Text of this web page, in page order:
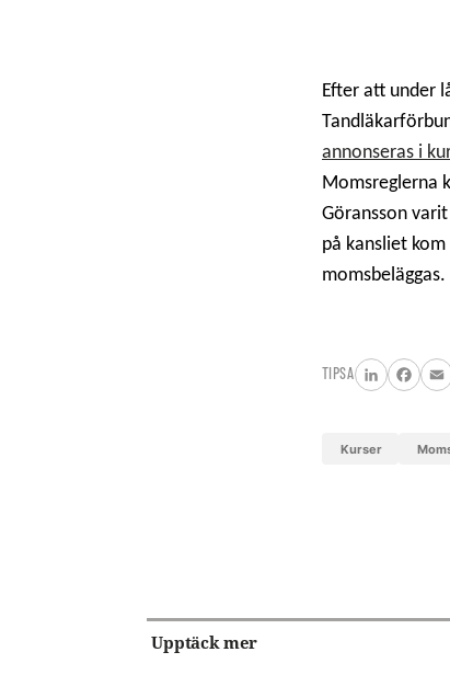
Efter att under
annonseras i
Momsreglerna
Göransson
på kansliet
momsbeläggas.
TIPSA
LinkedIn
Kurser
Upptäck mer